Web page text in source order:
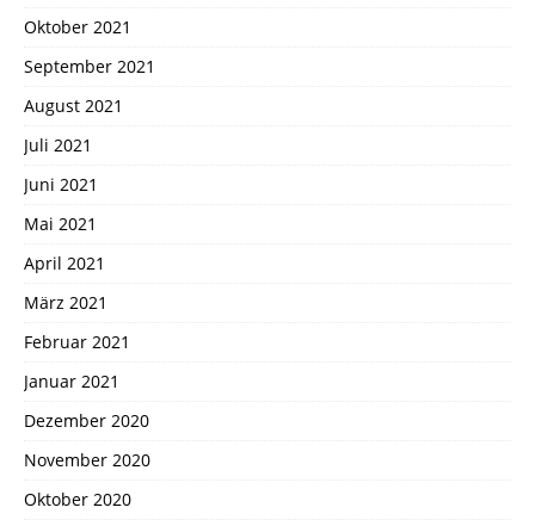
Oktober 2021
September 2021
August 2021
Juli 2021
Juni 2021
Mai 2021
April 2021
März 2021
Februar 2021
Januar 2021
Dezember 2020
November 2020
Oktober 2020